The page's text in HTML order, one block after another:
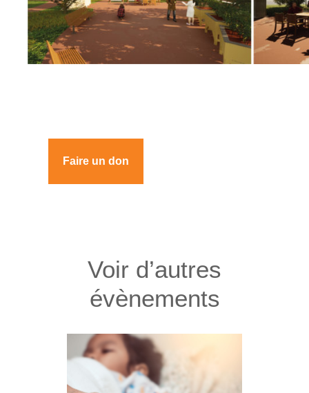
Faire un don
Voir d’autres
évènements